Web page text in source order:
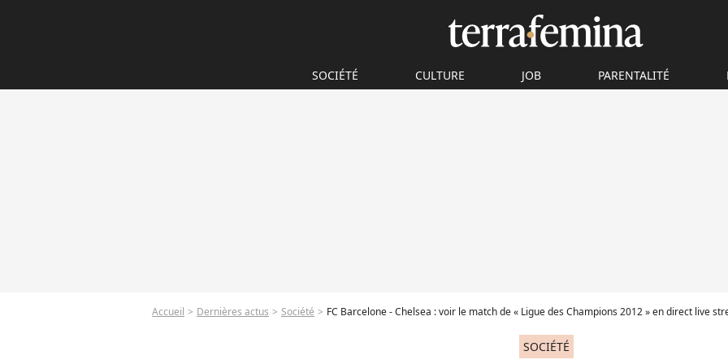
SOCIÉTÉ CULTURE JOB PARENTALITÉ
Accueil Dernières actus Société FC Barcelone - Chelsea : voir le match de « Ligue des Champions 2012 » en direct live
SOCIÉTÉ